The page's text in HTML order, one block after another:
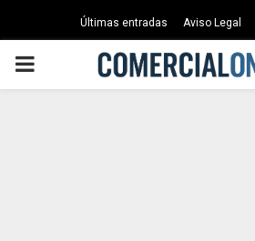
Últimas entradas Aviso Legal
PRIMARY